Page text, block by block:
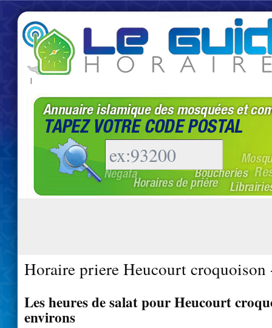
|
Horaire priere Heucourt croquoison
Les heures de salat pour Heucourt
environs